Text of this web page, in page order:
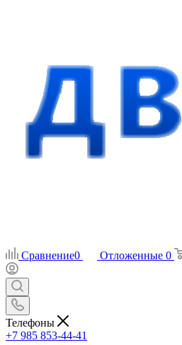
Сравнение0 Отложенные 0
Телефоны
+7 985 853-44-41